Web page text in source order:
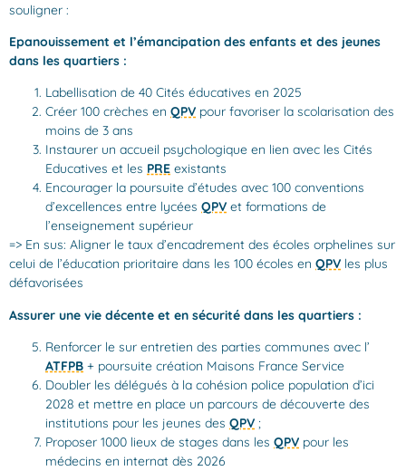
souligner :
Epanouissement et l’émancipation des enfants et des jeunes
dans les quartiers :
Labellisation de 40 Cités éducatives en 2025
Créer 100 crèches en QPV pour favoriser la scolarisation des
moins de 3 ans
Instaurer un accueil psychologique en lien avec les Cités
Educatives et les PRE existants
Encourager la poursuite d’études avec 100 conventions
d’excellences entre lycées QPV et formations de
l’enseignement supérieur
=> En sus: Aligner le taux d’encadrement des écoles orphelines sur
celui de l’éducation prioritaire dans les 100 écoles en QPV les plus
défavorisées
Assurer une vie décente et en sécurité dans les quartiers :
Renforcer le sur entretien des parties communes avec l’
ATFPB + poursuite création Maisons France Service
Doubler les délégués à la cohésion police population d’ici
2028 et mettre en place un parcours de découverte des
institutions pour les jeunes des QPV ;
Proposer 1000 lieux de stages dans les QPV pour les
médecins en internat dès 2026